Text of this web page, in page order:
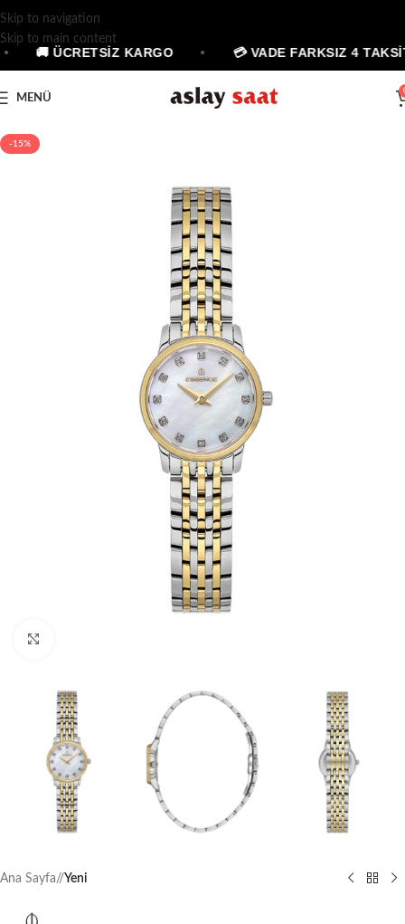
Skip to navigation
Skip to main content
🚚 ÜCRETSİZ KARGO 💳 VADE FARKSIZ 4 TAKSİT
MENÜ
-15%
Ana Sayfa/ Yeni